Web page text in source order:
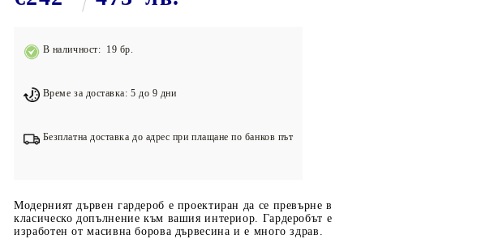
В наличност: 19 бр.
Време за доставка: 5 до 9 дни
Безплатна доставка до адрес при плащане по банков път
Модерният дървен гардероб е проектиран да се превърне в
класическо допълнение към вашия интериор. Гардеробът е
изработен от масивна борова дървесина и е много здрав.